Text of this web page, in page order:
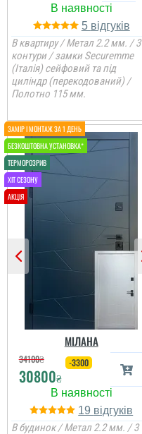
5
В квартиру / Метал 2.2 мм. / 3
контури / замки Securemme
(Італія) сейфовий та під
циліндр (перекодований) /
Полотно 115 мм.
МІЛАНА
34100₴
30800₴
-3300
19
В будинок / Метал 2.2 мм. / 3